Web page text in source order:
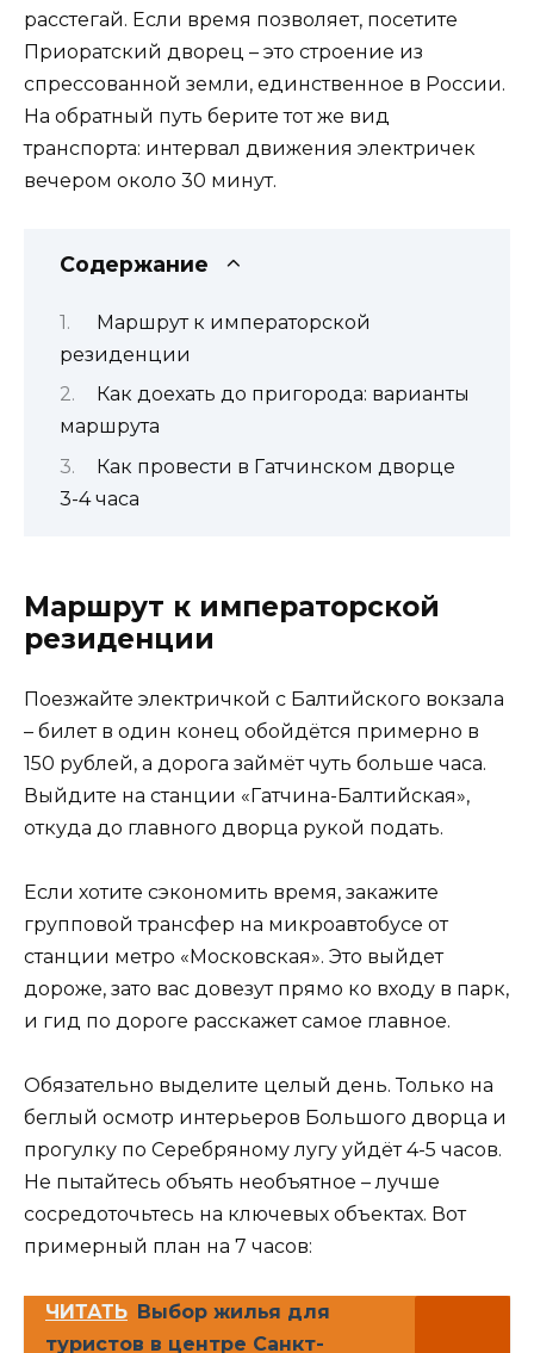
расстегай. Если время позволяет, посетите
Приоратский дворец – это строение из
спрессованной земли, единственное в России.
На обратный путь берите тот же вид
транспорта: интервал движения электричек
вечером около 30 минут.
Содержание
Маршрут к императорской
резиденции
Как доехать до пригорода: варианты
маршрута
Как провести в Гатчинском дворце
3-4 часа
Маршрут к императорской
резиденции
Поезжайте электричкой с Балтийского вокзала
– билет в один конец обойдётся примерно в
150 рублей, а дорога займёт чуть больше часа.
Выйдите на станции «Гатчина-Балтийская»,
откуда до главного дворца рукой подать.
Если хотите сэкономить время, закажите
групповой трансфер на микроавтобусе от
станции метро «Московская». Это выйдет
дороже, зато вас довезут прямо ко входу в парк,
и гид по дороге расскажет самое главное.
Обязательно выделите целый день. Только на
беглый осмотр интерьеров Большого дворца и
прогулку по Серебряному лугу уйдёт 4-5 часов.
Не пытайтесь объять необъятное – лучше
сосредоточьтесь на ключевых объектах. Вот
примерный план на 7 часов:
ЧИТАТЬ Выбор жилья для
туристов в центре Санкт-